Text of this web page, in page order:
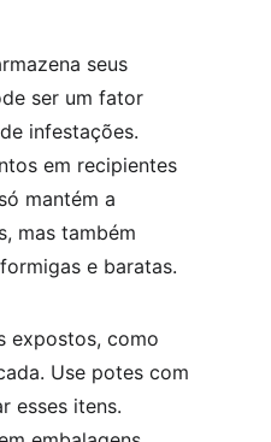
seus
ser um fator
infestações.
em recipientes
mantém a
mas também
e baratas.
expostos, como
Use potes com
esses itens.